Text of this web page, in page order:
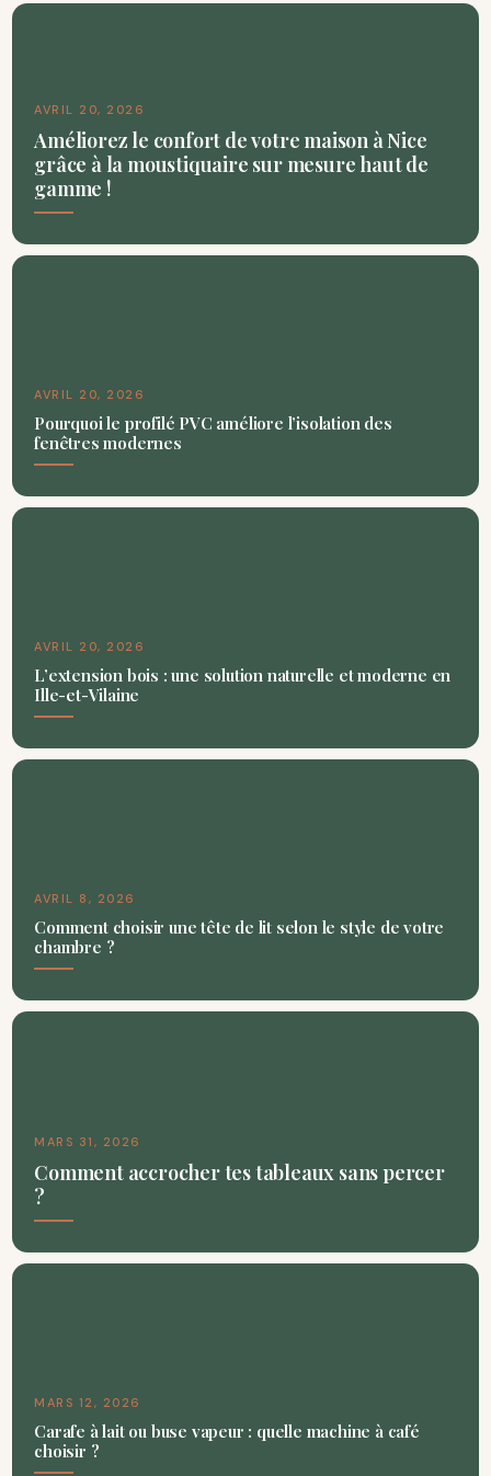
AVRIL 20, 2026
Améliorez le confort de votre maison à Nice
grâce à la moustiquaire sur mesure haut de
gamme !
AVRIL 20, 2026
Pourquoi le profilé PVC améliore l’isolation des
fenêtres modernes
AVRIL 20, 2026
L’extension bois : une solution naturelle et moderne en
Ille-et-Vilaine
AVRIL 8, 2026
Comment choisir une tête de lit selon le style de votre
chambre ?
MARS 31, 2026
Comment accrocher tes tableaux sans percer
?
MARS 12, 2026
Carafe à lait ou buse vapeur : quelle machine à café
choisir ?